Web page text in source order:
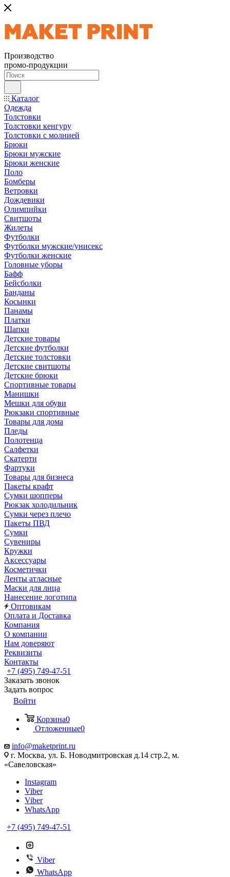
Производство
промо-продукции
Каталог
Одежда
Толстовки
Толстовки кенгуру
Толстовки с молнией
Брюки
Брюки мужские
Брюки женские
Поло
Бомберы
Ветровки
Дождевики
Олимпийки
Свитшоты
Жилеты
Футболки
Футболки мужские/унисекс
Футболки женские
Головные уборы
Бафф
Бейсболки
Банданы
Косынки
Панамы
Платки
Шапки
Детские товары
Детские футболки
Детские толстовки
Детские свитшоты
Детские брюки
Спортивные товары
Манишки
Мешки для обуви
Рюкзаки спортивные
Товары для дома
Пледы
Полотенца
Салфетки
Скатерти
Фартуки
Товары для бизнеса
Пакеты крафт
Сумки шопперы
Рюкзак холодильник
Сумки через плечо
Пакеты ПВД
Сумки
Сувениры
Кружки
Аксессуары
Косметички
Ленты атласные
Маски для лица
Нанесение логотипа
Оптовикам
Оплата и Доставка
Компания
О компании
Нам доверяют
Реквизиты
Контакты
+7 (495) 749-47-51
Заказать звонок
Задать вопрос
Войти
Корзина0
Отложенные0
info@maketprint.ru
г. Москва, ул. Б. Новодмитровская д.14 стр.2, м.
«Савеловская»
Instagram
Viber
Viber
WhatsApp
+7 (495) 749-47-51
Viber
WhatsApp